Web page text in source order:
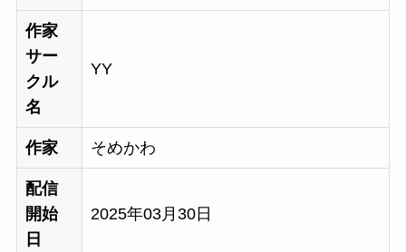
作家
サー
クル
名
YY
作家 そめかわ
配信
開始
日
2025年03月30日